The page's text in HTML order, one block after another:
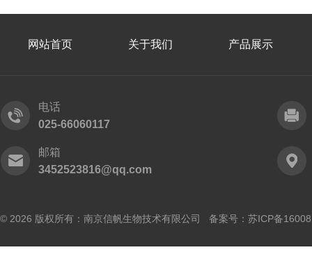
网站首页 关于我们 产品展示
电话
025-66060117
邮箱
3452523816@qq.com
© 2026 版权所有：南京信帆生物技术有限公司 备案号： 苏ICP备